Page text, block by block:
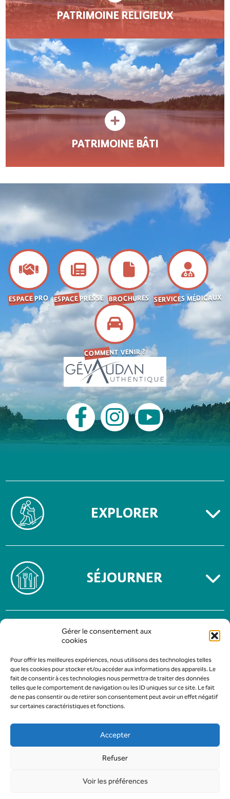
Gérer le consentement aux
cookies
Pour offrir les meilleures expériences, nous utilisons des technologies telles
que les cookies pour stocker et/ou accéder aux informations des appareils. Le
fait de consentir à ces technologies nous permettra de traiter des données
telles que le comportement de navigation ou les ID uniques sur ce site. Le fait
de ne pas consentir ou de retirer son consentement peut avoir un effet négatif
sur certaines caractéristiques et fonctions.
Accepter
Refuser
Voir les préférences
PATRIMOINE RELIGIEUX
PATRIMOINE BÂTI
ESPACE PRO ESPACE PRESSE BROCHURES SERVICES MÉDICAUX
COMMENT VENIR ?
EXPLORER
SÉJOURNER
MENTIONS LÉGALES
POLITIQUE DE CONFIDENTIALITÉ
Conception & Développement :
Tous droits réservés à l'Office du tourisme et du Commerce Gévaudan